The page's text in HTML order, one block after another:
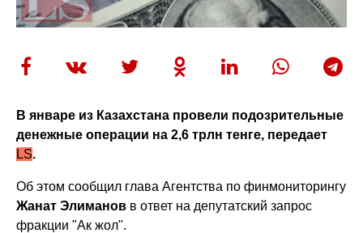
В январе из Казахстана провели подозрительные
денежные операции на 2,6 трлн тенге, передает
LS.
Об этом сообщил глава Агентства по финмониторингу
Жанат Элиманов в ответ на депутатский запрос
фракции "Ак жол".